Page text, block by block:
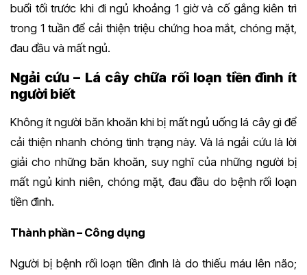
buổi tối trước khi đi ngủ khoảng 1 giờ và cố gắng kiên trì
trong 1 tuần để cải thiện triệu chứng hoa mắt, chóng mặt,
đau đầu và mất ngủ.
Ngải cứu – Lá cây chữa rối loạn tiền đình ít
người biết
Không ít người băn khoăn khi bị mất ngủ uống lá cây gì để
cải thiện nhanh chóng tình trạng này. Và lá ngải cứu là lời
giải cho những băn khoăn, suy nghĩ của những người bị
mất ngủ kinh niên, chóng mặt, đau đầu do bệnh rối loạn
tiền đình.
Thành phần – Công dụng
Người bị bệnh rối loạn tiền đình là do thiếu máu lên não;